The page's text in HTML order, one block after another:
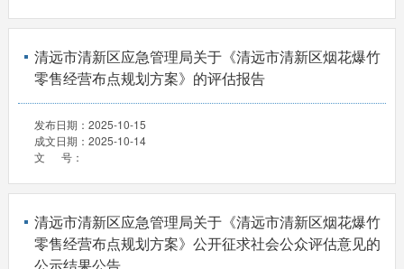
清远市清新区应急管理局关于《清远市清新区烟花爆竹
零售经营布点规划方案》的评估报告
发布日期： 2025-10-15
成文日期： 2025-10-14
文 号：
清远市清新区应急管理局关于《清远市清新区烟花爆竹
零售经营布点规划方案》公开征求社会公众评估意见的